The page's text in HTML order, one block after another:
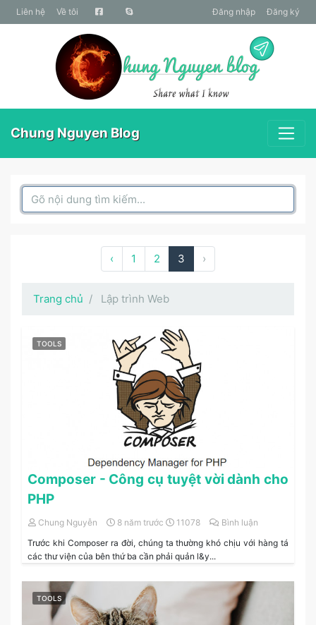
liên hệ Về tôi Đăng nhập Đăng ký
Chung Nguyen Blog
Search Box
‹ 1 2 3 ›
Trang chủ Lập trình Web
TOOLS
Composer - Công cụ tuyệt vời dành cho
PHP
Chung Nguyễn 8 năm trước 11078
Bình luận
Trước khi Composer ra đời, chúng ta thường khó chịu với hàng tá
các thư viện của bên thứ ba cần phải quản l&y...
TOOLS